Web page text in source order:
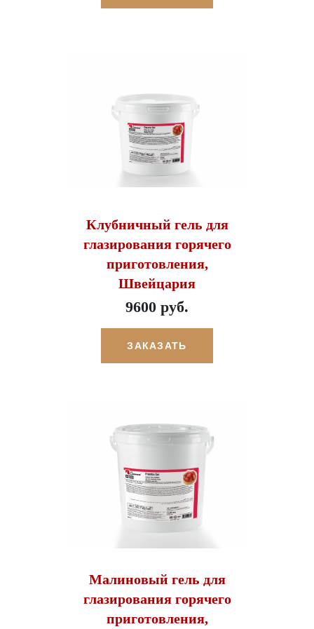
Клубничный гель для
глазирования горячего
приготовления,
Швейцария
9600 руб.
ЗАКАЗАТЬ
Малиновый гель для
глазирования горячего
приготовления,